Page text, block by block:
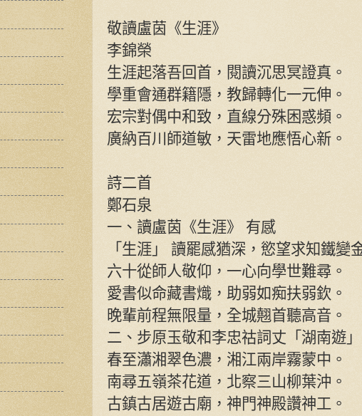
敬讀盧茵《生涯》
李錦榮
生涯起落吾回首，閱讀沉思冥證真。
學重會通群籍隱，教歸轉化一元伸。
宏宗對偶中和致，直線分殊困惑頻。
廣納百川師道敏，天雷地應悟心新。
詩二首
鄭石泉
一、讀盧茵《生涯》 有感
「生涯」 讀罷感猶深，慾望求知鐵變
六十從師人敬仰，一心向學世難尋。
愛書似命藏書熾，助弱如痴扶弱欽。
晚輩前程無限量，全城翹首聽高音。
二、步原玉敬和李忠祜詞丈「湖南遊」
春至瀟湘翠色濃，湘江兩岸霧蒙中。
南尋五嶺茶花道，北察三山柳葉沖。
古鎮古居遊古廟，神門神殿讚神工。